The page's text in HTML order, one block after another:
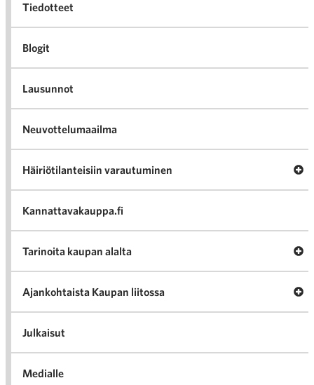
Tiedotteet
Blogit
Lausunnot
Neuvottelumaailma
Häiriötilanteisiin varautuminen
Kannattavakauppa.fi
Tarinoita kaupan alalta
Ajankohtaista Kaupan liitossa
Julkaisut
Medialle